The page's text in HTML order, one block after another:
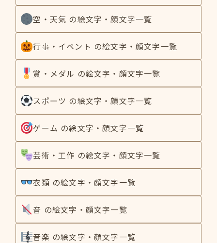
空・天気 の絵文字・顔文字一覧
行事・イベント の絵文字・顔文字一覧
賞・メダル の絵文字・顔文字一覧
スポーツ の絵文字・顔文字一覧
ゲーム の絵文字・顔文字一覧
芸術・工作 の絵文字・顔文字一覧
衣類 の絵文字・顔文字一覧
音 の絵文字・顔文字一覧
音楽 の絵文字・顔文字一覧